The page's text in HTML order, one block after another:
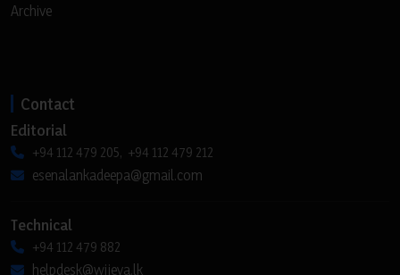
Archive
Contact
Editorial
+94 112 479 205, +94 112 479 212
esenalankadeepa@gmail.com
Technical
+94 112 479 882
helpdesk@wijeya.lk